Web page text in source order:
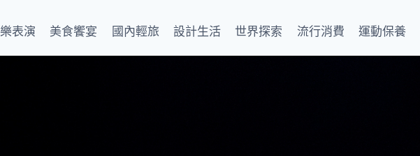
表演 美食饗宴 國內輕旅 設計生活 世界探索 流行消費 運動保養